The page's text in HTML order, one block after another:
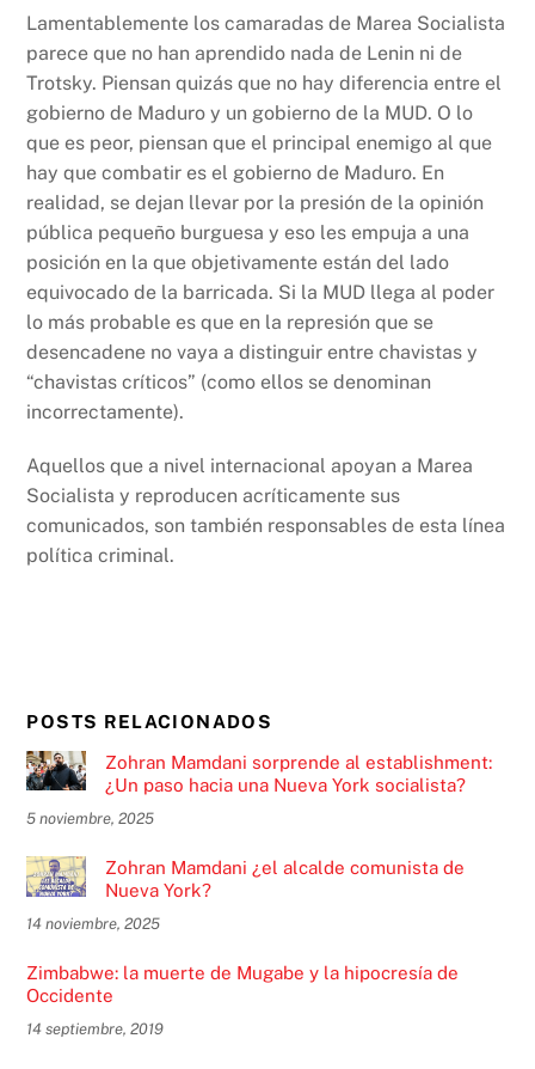
Lamentablemente los camaradas de Marea Socialista
parece que no han aprendido nada de Lenin ni de
Trotsky. Piensan quizás que no hay diferencia entre el
gobierno de Maduro y un gobierno de la MUD. O lo
que es peor, piensan que el principal enemigo al que
hay que combatir es el gobierno de Maduro. En
realidad, se dejan llevar por la presión de la opinión
pública pequeño burguesa y eso les empuja a una
posición en la que objetivamente están del lado
equivocado de la barricada. Si la MUD llega al poder
lo más probable es que en la represión que se
desencadene no vaya a distinguir entre chavistas y
“chavistas críticos” (como ellos se denominan
incorrectamente).
Aquellos que a nivel internacional apoyan a Marea
Socialista y reproducen acríticamente sus
comunicados, son también responsables de esta línea
política criminal.
POSTS RELACIONADOS
Zohran Mamdani sorprende al establishment:
¿Un paso hacia una Nueva York socialista?
5 noviembre, 2025
Zohran Mamdani ¿el alcalde comunista de
Nueva York?
14 noviembre, 2025
Zimbabwe: la muerte de Mugabe y la hipocresía de
Occidente
14 septiembre, 2019